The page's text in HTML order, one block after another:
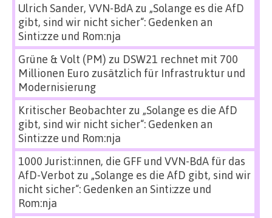
Ulrich Sander, VVN-BdAzu „Solange es die AfD
gibt, sind wir nicht sicher“: Gedenken an
Sinti:zze und Rom:nja
Grüne & Volt (PM) zu DSW21 rechnet mit 700
Millionen Euro zusätzlich für Infrastruktur und
Modernisierung
Kritischer Beobachterzu „Solange es die AfD
gibt, sind wir nicht sicher“: Gedenken an
Sinti:zze und Rom:nja
1000 Jurist:innen, die GFF und VVN-BdA für das
AfD-Verbot zu „Solange es die AfD gibt, sind wir
nicht sicher“: Gedenken an Sinti:zze und
Rom:nja